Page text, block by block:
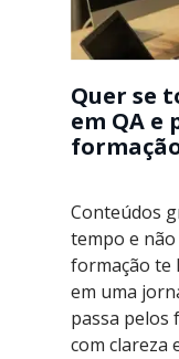
Quer se
em QA e
Conteúdos
tempo e
formação te
em uma
passa pelos
com clareza